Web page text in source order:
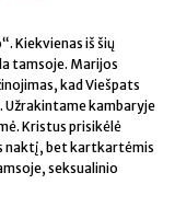
Kiekvienas iš šių
tamsoje. Marijos
kad Viešpats
Užrakintame kambaryje
Kristus prisikėlė
naktį, bet kartkartėmis
seksualinio